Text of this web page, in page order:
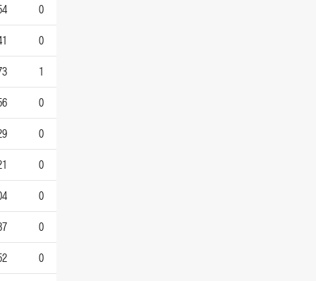
0
0
1
0
0
0
0
0
0